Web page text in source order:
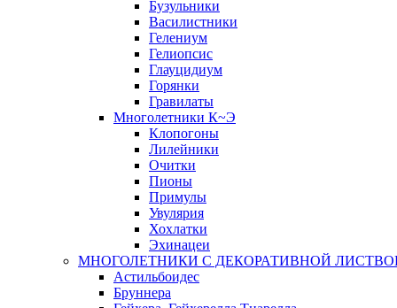
Бузульники
Василистники
Гелениум
Гелиопсис
Глауцидиум
Горянки
Гравилаты
Многолетники К~Э
Клопогоны
Лилейники
Очитки
Пионы
Примулы
Увулярия
Хохлатки
Эхинацеи
МНОГОЛЕТНИКИ С ДЕКОРАТИВНОЙ
Астильбоидес
Бруннера